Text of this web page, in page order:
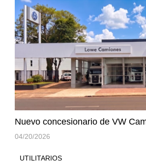
Nuevo concesionario de VW
04/20/2026
UTILITARIOS